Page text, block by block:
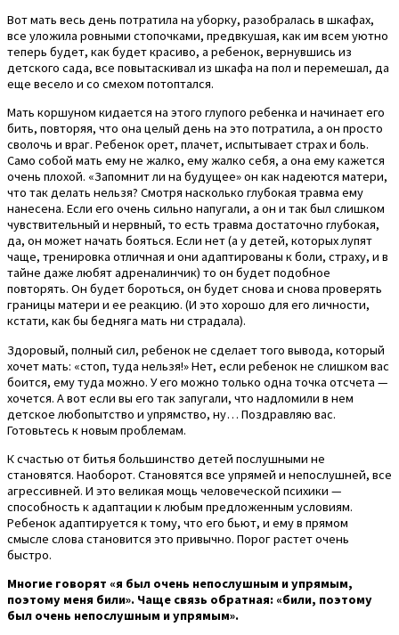
Вот мать весь день потратила на уборку, разобралась в шкафах,
все уложила ровными стопочками, предвкушая, как им всем уютно
теперь будет, как будет красиво, а ребенок, вернувшись из
детского сада, все повытаскивал из шкафа на пол и перемешал, да
еще весело и со смехом потоптался.
Мать коршуном кидается на этого глупого ребенка и начинает его
бить, повторяя, что она целый день на это потратила, а он просто
сволочь и враг. Ребенок орет, плачет, испытывает страх и боль.
Само собой мать ему не жалко, ему жалко себя, а она ему кажется
очень плохой. «Запомнит ли на будущее» он как надеются матери,
что так делать нельзя? Смотря насколько глубокая травма ему
нанесена. Если его очень сильно напугали, а он и так был слишком
чувствительный и нервный, то есть травма достаточно глубокая,
да, он может начать бояться. Если нет (а у детей, которых лупят
чаще, тренировка отличная и они адаптированы к боли, страху, и в
тайне даже любят адреналинчик) то он будет подобное
повторять. Он будет бороться, он будет снова и снова проверять
границы матери и ее реакцию. (И это хорошо для его личности,
кстати, как бы бедняга мать ни страдала).
Здоровый, полный сил, ребенок не сделает того вывода, который
хочет мать: «стоп, туда нельзя!» Нет, если ребенок не слишком вас
боится, ему туда можно. У его можно только одна точка отсчета —
хочется. А вот если вы его так запугали, что надломили в нем
детское любопытство и упрямство, ну… Поздравляю вас.
Готовьтесь к новым проблемам.
К счастью от битья большинство детей послушными не
становятся. Наоборот. Становятся все упрямей и непослушней, все
агрессивней. И это великая мощь человеческой психики —
способность к адаптации к любым предложенным условиям.
Ребенок адаптируется к тому, что его бьют, и ему в прямом
смысле слова становится это привычно. Порог растет очень
быстро.
Многие говорят «я был очень непослушным и упрямым,
поэтому меня били». Чаще связь обратная: «били, поэтому
был очень непослушным и упрямым».